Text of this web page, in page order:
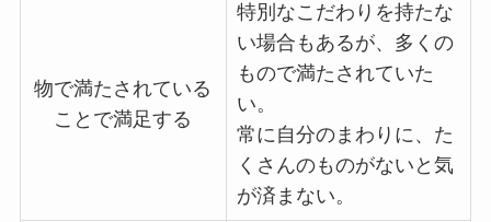
物で満たされている
ことで満足する
特別なこだわりを持たな
い場合もあるが、多くの
もので満たされていた
い。
常に自分のまわりに、た
くさんのものがないと気
が済まない。